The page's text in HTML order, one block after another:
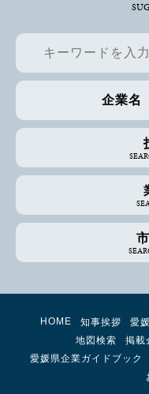
企業名
HOME 知事挨拶 愛
地図検索
掲載
愛媛県企業ガイドブック